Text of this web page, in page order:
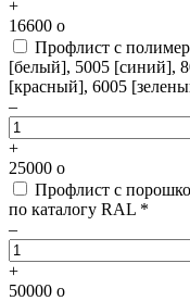
+
16600 o
Профлист с
[белый], 5005 [синий],
[красный], 6005
–
+
25000 o
Профлист с
по каталогу RAL *
–
+
50000 o